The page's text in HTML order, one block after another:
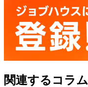
関連するコラム